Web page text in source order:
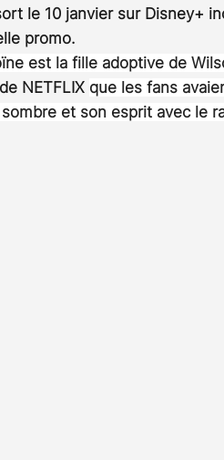
le 10 janvier sur Disney+
promo.
est la fille adoptive de
NETFLIX que les fans
et son esprit avec le